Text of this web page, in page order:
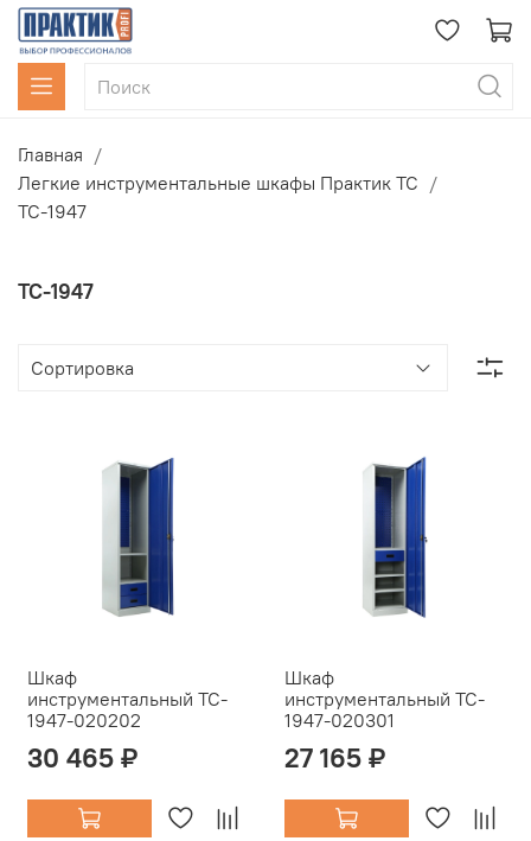
Главная
Легкие инструментальные шкафы Практик ТС
ТС-1947
ТС-1947
Шкаф
инструментальный TC-
1947-020202
30 465 ₽
Шкаф
инструментальный TC-
1947-020301
27 165 ₽